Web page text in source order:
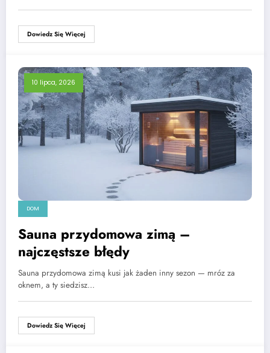
Dowiedz Się Więcej
10 lipca, 2026
DOM
Sauna przydomowa zimą –
najczęstsze błędy
Sauna przydomowa zimą kusi jak żaden inny sezon — mróz za
oknem, a ty siedzisz…
Dowiedz Się Więcej